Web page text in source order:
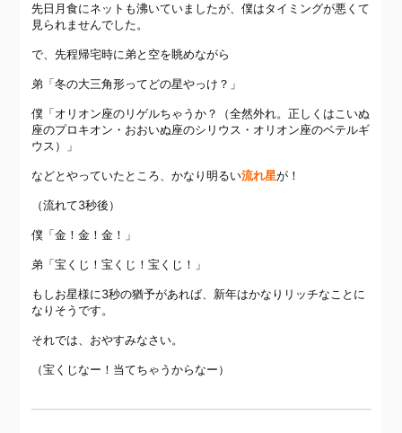
先日月食にネットも沸いていましたが、僕はタイミングが悪くて
見られませんでした。
で、先程帰宅時に弟と空を眺めながら
弟「冬の大三角形ってどの星やっけ？」
僕「オリオン座のリゲルちゃうか？
（全然外れ。正しくはこいぬ
座のプロキオン・おおいぬ座のシリウス・オリオン座のベテルギ
ウス）
」
などとやっていたところ、かなり明るい流れ星が！
（流れて3秒後）
僕「金！金！金！」
弟「宝くじ！宝くじ！宝くじ！」
もしお星様に3秒の猶予があれば、新年はかなりリッチなことに
なりそうです。
それでは、おやすみなさい。
（宝くじなー！当てちゃうからなー）